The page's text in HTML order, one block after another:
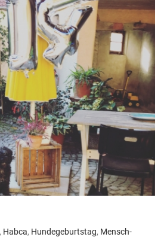
, Habca, Hundegeburtstag, Mensch-